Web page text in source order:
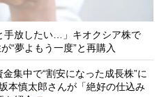
手放したい…」キオクシア株で
“夢よもう一度”と再購入
集中で“割安になった成長株”に
慎太郎さんが「絶好の仕込み